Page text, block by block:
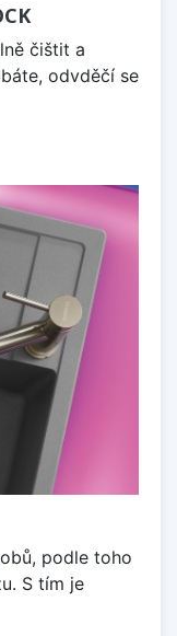
čištit a
odvděčí se
podle toho
S tím je